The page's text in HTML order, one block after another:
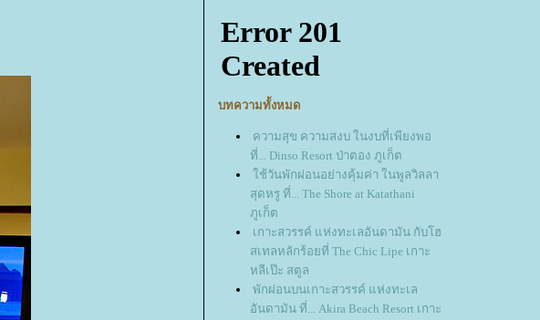
บทความทั้งหมด
ความสุข ความสงบ ในงบที่เพียงพอ
ที่... Dinso Resort ป่าตอง ภูเก็ต
ช้วันพักผ่อนอย่างคุ้มค่า ในพูลวิลลา
สุดหรู ที่... The Shore at Katathani
ภูเก็ต
เกาะสวรรค์ แห่งทะเลอันดามัน กับโฮ
สเทลหลักร้อยที่ The Chic Lipe เกาะ
หลีเป๊ะ สตูล
พักผ่อนบนเกาะสวรรค์ แห่งทะเล
อันดามัน ที่... Akira Beach Resort เกาะ